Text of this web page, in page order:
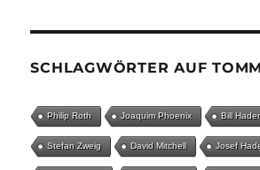
SCHLAGWÖRTER AUF
Philip Roth Joaquim Phoenix Bill Hader
Stefan Zweig David Mitchell Josef